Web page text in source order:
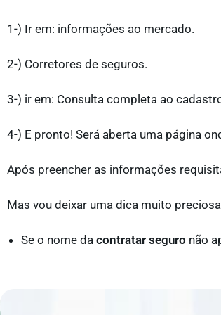
1-) Ir em: informações ao mercado.
2-) Corretores de seguros.
3-) ir em: Consulta completa ao
4-) E pronto! Será aberta uma página
Após preencher as informações
Mas vou deixar uma dica muito
Se o nome da contratar seguro não